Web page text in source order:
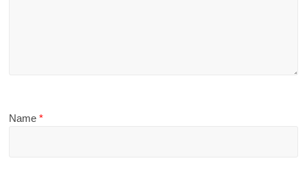
Name*